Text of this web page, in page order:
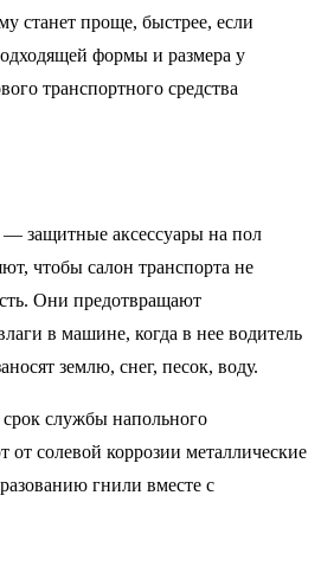
станет проще, быстрее, если
формы и размера у
транспортного средства
защитные аксессуары на пол
чтобы салон транспорта не
Они предотвращают
в машине, когда в нее водитель
землю, снег, песок, воду.
службы напольного
солевой коррозии металлические
гнили вместе с